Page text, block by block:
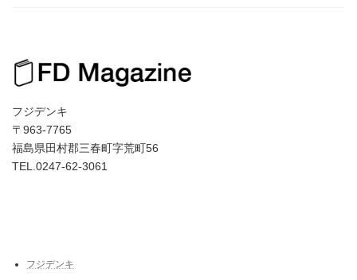
フジデンキ
〒963-7765
福島県田村郡三春町字荒町56
TEL.0247-62-3061
フジデンキ